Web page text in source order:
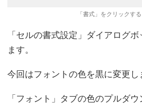
「書式」をクリックする
「セルの書式設定」ダイアログ
ます。
今回はフォントの色を黒に変更し
「フォント」タブの色のプルダ